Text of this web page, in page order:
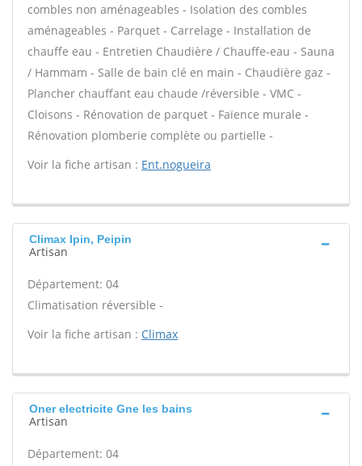
combles non aménageables - Isolation des combles
aménageables - Parquet - Carrelage - Installation de
chauffe eau - Entretien Chaudière / Chauffe-eau - Sauna
/ Hammam - Salle de bain clé en main - Chaudière gaz -
Plancher chauffant eau chaude /réversible - VMC -
Cloisons - Rénovation de parquet - Faïence murale -
Rénovation plomberie complète ou partielle -
Voir la fiche artisan : Ent.nogueira
Climax Ipin, Peipin
Artisan
Département: 04
Climatisation réversible -
Voir la fiche artisan : Climax
Oner electricite Gne les bains
Artisan
Département: 04